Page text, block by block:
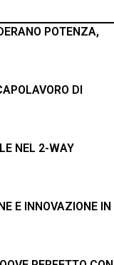
POTENZA,
DI
NEL 2-WAY
E INNOVAZIONE IN